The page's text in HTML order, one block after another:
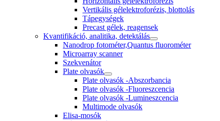
Vertikális gélelektroforézis, blottolás
Tápegységek
Precast gélek, reagensek
Kvantifikáció, analitika, detektálás
Nanodrop fotométer,Quantus fluorométer
Microarray scanner
Szekvenátor
Plate olvasók
Plate olvasók -Abszorbancia
Plate olvasók -Fluoreszcencia
Plate olvasók -Lumineszcencia
Multimode olvasók
Elisa-mosók